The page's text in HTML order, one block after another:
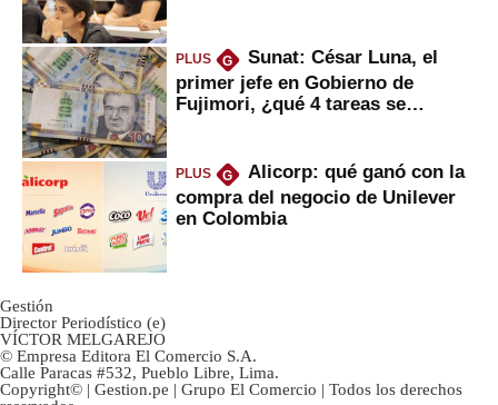
PLUS G
Sunat: César Luna, el
primer jefe en Gobierno de
Fujimori, ¿qué 4 tareas se
PLUS G
Alicorp: qué ganó con la
compra del negocio de Unilever
en Colombia
Gestión
Director Periodístico (e)
VÍCTOR MELGAREJO
© Empresa Editora El Comercio S.A.
Calle Paracas #532, Pueblo Libre, Lima.
Copyright© | Gestion.pe | Grupo El Comercio | Todos los derechos